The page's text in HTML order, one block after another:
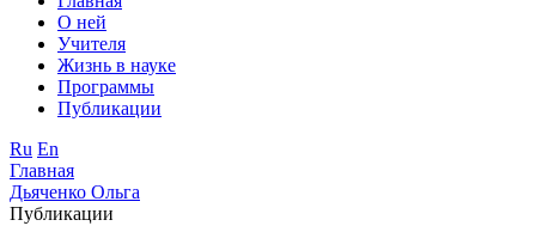
О ней
Учителя
Жизнь в науке
Программы
Публикации
Ru En
Главная
Дьяченко Ольга
Публикации